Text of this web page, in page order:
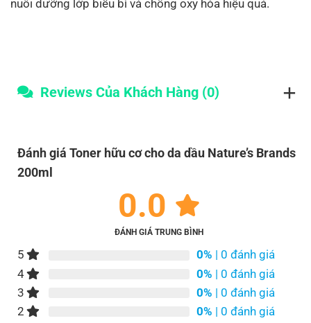
nuôi dưỡng lớp biểu bì và chống oxy hóa hiệu quả.
Reviews Của Khách Hàng (0)
Đánh giá Toner hữu cơ cho da dầu Nature’s Brands
200ml
0.0
ĐÁNH GIÁ TRUNG BÌNH
5 0% | 0 đánh giá
4
0% | 0 đánh giá
3
0% | 0 đánh giá
2
0% | 0 đánh giá